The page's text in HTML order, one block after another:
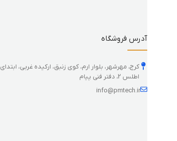
آدرس فروشگاه
کرج، مهرشهر، بلوار ارم، کوی زنبق، ارکیده غربی، ابتدای
اطلس 2، دفتر فنی پیام
info@pmtech.ir